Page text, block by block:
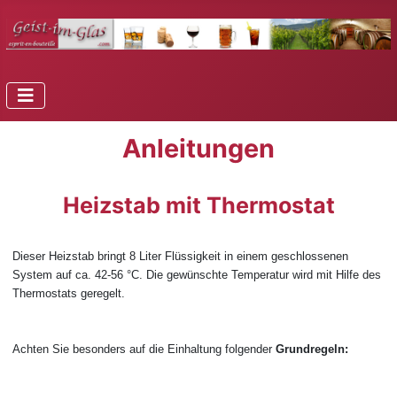
Anleitungen
Heizstab mit Thermostat
Dieser Heizstab bringt 8 Liter Flüssigkeit in einem geschlossenen
System auf ca. 42-56 °C. Die gewünschte Temperatur wird mit Hilfe des
Thermostats geregelt.
Achten Sie besonders auf die Einhaltung folgender Grundregeln: